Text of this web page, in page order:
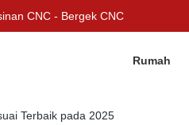
CNC - Bergek CNC
Rumah
Terbaik pada 2025